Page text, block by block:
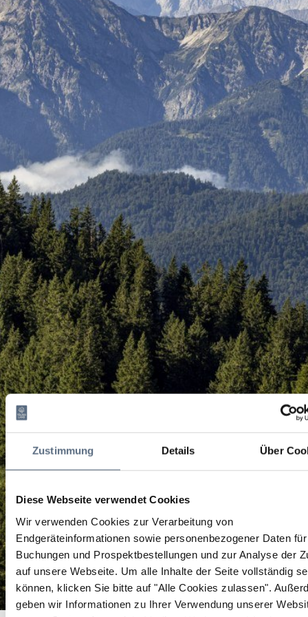
Zustimmung Details Über
Diese Webseite verwendet Cookies
Wir verwenden Cookies zur Verarbeitung von
Endgeräteinformationen sowie personenbezogener Daten
Buchungen und Prospektbestellungen und zur Analyse der
auf unsere Webseite. Um alle Inhalte der Seite vollständig
können, klicken Sie bitte auf "Alle Cookies zulassen".
geben wir Informationen zu Ihrer Verwendung unserer